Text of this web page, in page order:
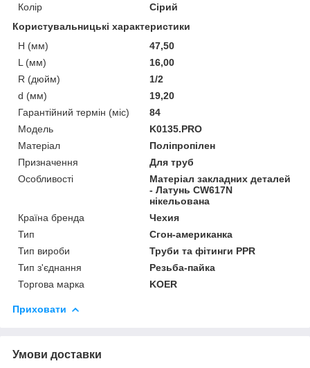
Колір
Сірий
Користувальницькі характеристики
H (мм)
47,50
L (мм)
16,00
R (дюйм)
1/2
d (мм)
19,20
Гарантійний термін (міс)
84
Мoдель
K0135.PRO
Матеріал
Поліпропілен
Призначення
Для труб
Особливості
Матеріал закладних деталей
- Латунь CW617N
нікельована
Країна бренда
Чехия
Тип
Сгон-американка
Тип вироби
Труби та фітинги PPR
Тип з'єднання
Резьба-пайка
Торгова марка
KOER
Приховати
Умови доставки